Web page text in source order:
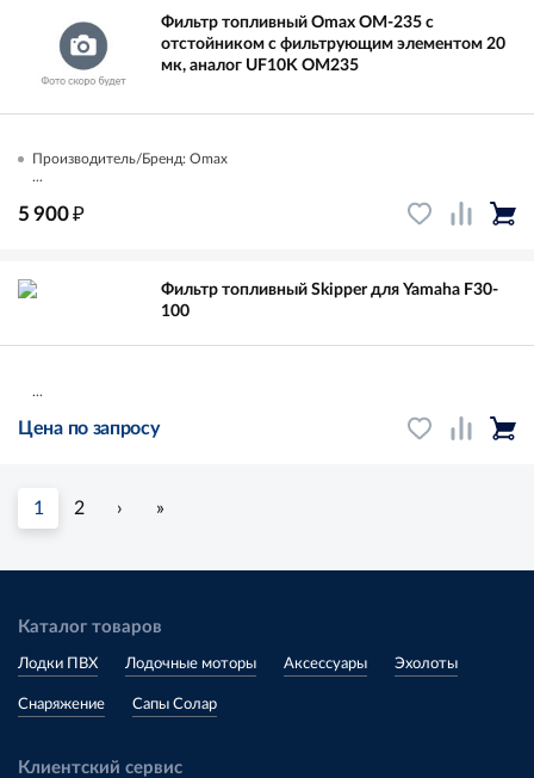
Фильтр топливный Omax OM-235 с
отстойником с фильтрующим элементом 20
мк, аналог UF10K OM235
Производитель/Бренд: Omax
...
5 900₽
Фильтр топливный Skipper для Yamaha F30-
100
...
Цена по запросу
1 2 › »
Каталог товаров
Лодки ПВХ Лодочные моторы Аксессуары Эхолоты
Снаряжение Сапы Солар
Клиентский сервис